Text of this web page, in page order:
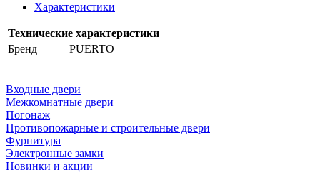
Характеристики
Технические характеристики
Бренд
PUERTO
Входные двери
Межкомнатные двери
Погонаж
Противопожарные и строительные двери
Фурнитура
Электронные замки
Новинки и акции